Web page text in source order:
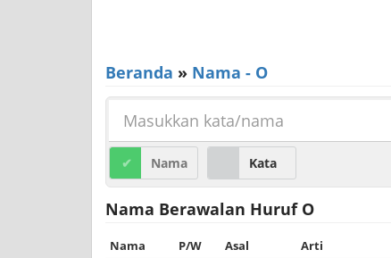
Beranda » Nama - O
Nama Kata
Nama Berawalan Huruf O
Nama P/W Asal
Arti